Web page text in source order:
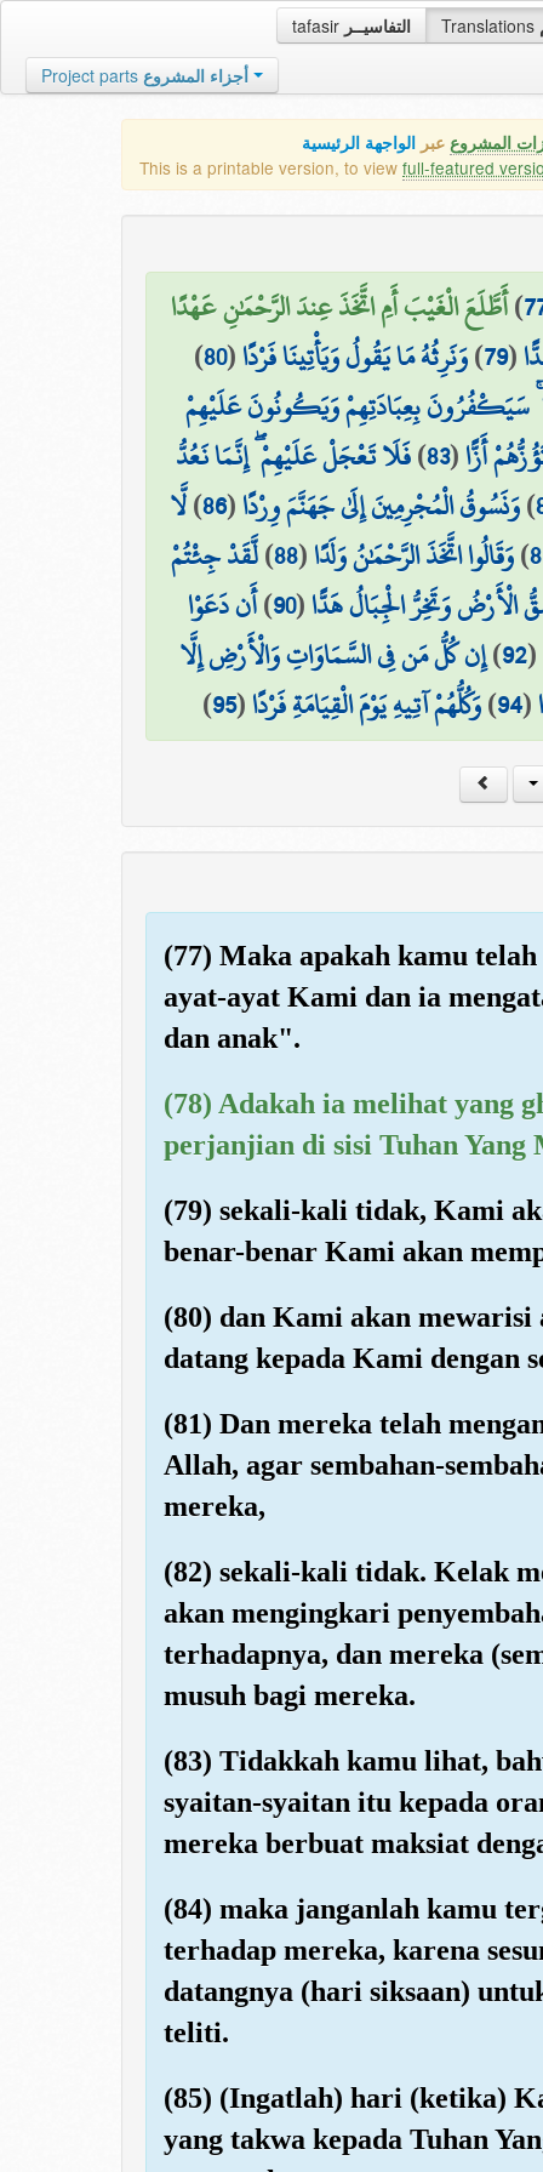
tafasir التفاسيــر Translations
Project parts أجزاء المشروع
المشروع عبر الواجهة الرئيسية
This is a printable version, to view full-featured
)أَطَّلَعَ الْغَيْبَ أَمِ اتَّخَذَ عِندَ الرَّحْمَٰنِ عَهْدًا
(
79
)وَنَرِثُهُ مَا يَقُولُ وَيَأْتِينَا فَرْدًا(
80
)
سَيَكْفُرُونَ بِعِبَادَتِهِمْ وَيَكُونُونَ عَلَيْهِمْ
أَزًّا(
83
)فَلَا تَعْجَلْ عَلَيْهِمْ ۖ إِنَّمَا نَعُدُّ
)وَنَسُوقُ الْمُجْرِمِينَ إِلَىٰ جَهَنَّمَ وِرْدًا(
86
)لَّا
)وَقَالُوا اتَّخَذَ الرَّحْمَٰنُ وَلَدًا(
88
)لَّقَدْ جِئْتُمْ
وَتَخِرُّ الْجِبَالُ هَدًّا(
90
)أَن دَعَوْا
(
92
)إِن كُلُّ مَن فِي السَّمَاوَاتِ وَالْأَرْضِ إِلَّا
(
94
)وَكُلُّهُمْ آتِيهِ يَوْمَ الْقِيَامَةِ فَرْدًا(
95
)
(77) Maka apakah kamu
ayat-ayat Kami dan ia
dan anak".
(78) Adakah ia melihat yang
perjanjian di sisi Tuhan Yang
(79) sekali-kali tidak, Kami
benar-benar Kami akan
(80) dan Kami akan
datang kepada Kami dengan
(81) Dan mereka telah
Allah, agar sembahan-
mereka,
(82) sekali-kali tidak. Kelak
akan mengingkari
terhadapnya, dan mereka
musuh bagi mereka.
(83) Tidakkah kamu lihat,
syaitan-syaitan itu kepada
mereka berbuat maksiat
(84) maka janganlah kamu
terhadap mereka, karena
datangnya (hari siksaan)
teliti.
(85) (Ingatlah) hari (ketika)
yang takwa kepada Tuhan